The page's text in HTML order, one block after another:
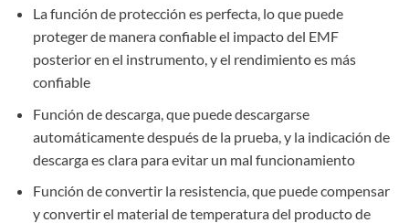
La función de protección es perfecta, lo que puede
proteger de manera confiable el impacto del EMF
posterior en el instrumento, y el rendimiento es más
confiable
Función de descarga, que puede descargarse
automáticamente después de la prueba, y la indicación de
descarga es clara para evitar un mal funcionamiento
Función de convertir la resistencia, que puede compensar
y convertir el material de temperatura del producto de